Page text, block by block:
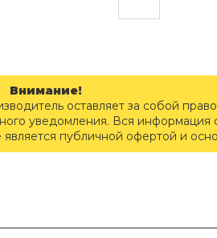
Внимание!
оставляет за собой
уведомления. Вся информация
публичной офертой и